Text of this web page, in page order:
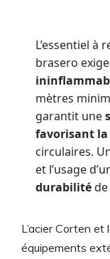
L’essentiel à
brasero
mètres
garantit une
favorisant
circulaires.
et l’usage
durabilité
L’acier Corten
équipements